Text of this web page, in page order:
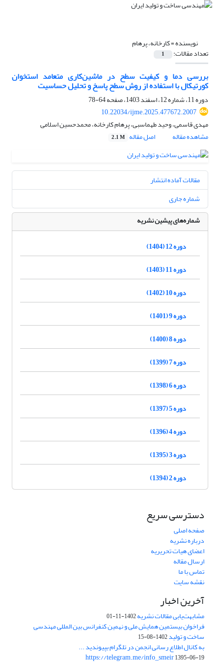
نویسنده =کارخانه، پرهام
تعداد مقالات: 1
بررسی دما و کیفیت سطح در ماشین‌کاری متعامد استخوان
کورتیکال با استفاده از روش سطح پاسخ و تحلیل حساسیت
دوره 11، شماره 12، اسفند 1403، صفحه
64-78
10.22034/ijme.2025.477672.2007
مهدی قاسمی، وحید طهماسبی، پرهام کارخانه، محمدحسین اسلامی
مشاهده مقاله
اصل مقاله 2.1 M
مقالات آماده انتشار
شماره جاری
شماره‌های پیشین نشریه
دوره 12 (1404)
دوره 11 (1403)
دوره 10 (1402)
دوره 9 (1401)
دوره 8 (1400)
دوره 7 (1399)
دوره 6 (1398)
دوره 5 (1397)
دوره 4 (1396)
دوره 3 (1395)
دوره 2 (1394)
دسترسی سریع
صفحه اصلی
درباره نشریه
اعضای هیات تحریریه
ارسال مقاله
تماس با ما
نقشه سایت
آخرین اخبار
مشابهت‌یابی مقالات نشریه1402-11-01
فراخوان بیستمین همایش ملی و نهمین کنفرانس بین المللی مهندسی
ساخت و تولید1402-08-15
به کانال اطلاع رسانی انجمن در تلگرام بپیوندید ...
https://telegram.me/info_smeir1395-06-19